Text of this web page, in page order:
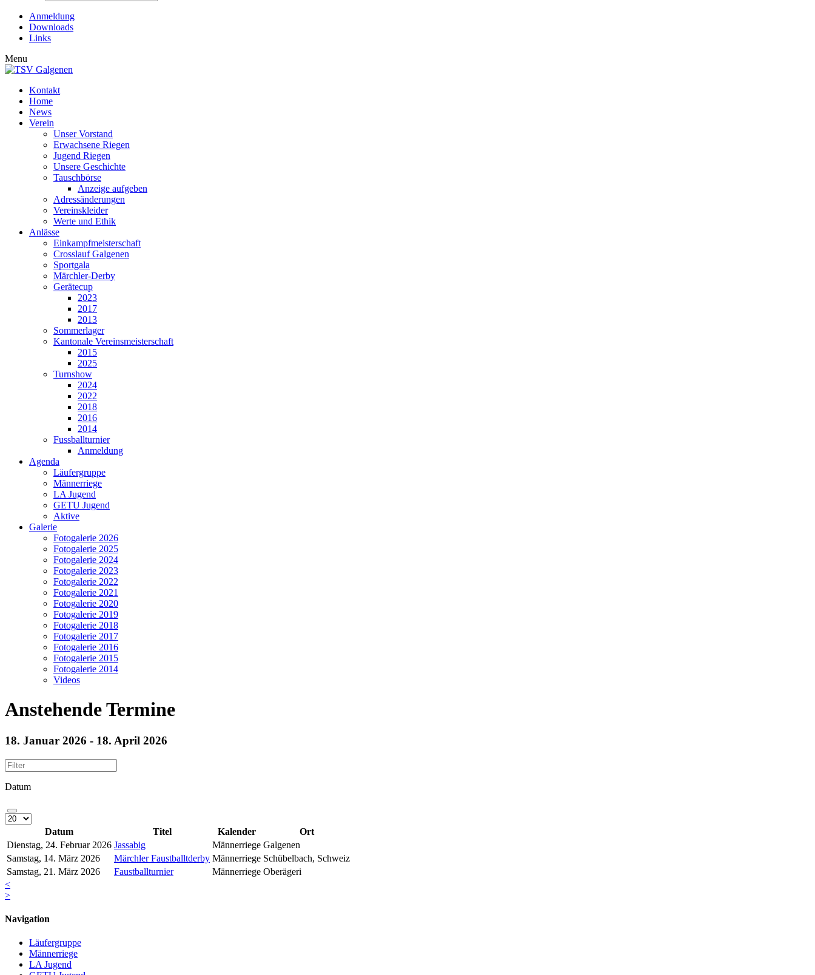
Anmeldung
Downloads
Links
Menu
Kontakt
Home
News
Verein
Unser Vorstand
Erwachsene Riegen
Jugend Riegen
Unsere Geschichte
Tauschbörse
Anzeige aufgeben
Adressänderungen
Vereinskleider
Werte und Ethik
Anlässe
Einkampfmeisterschaft
Crosslauf Galgenen
Sportgala
Märchler-Derby
Gerätecup
2023
2017
2013
Sommerlager
Kantonale Vereinsmeisterschaft
2015
2025
Turnshow
2024
2022
2018
2016
2014
Fussballturnier
Anmeldung
Agenda
Läufergruppe
Männerriege
LA Jugend
GETU Jugend
Aktive
Galerie
Fotogalerie 2026
Fotogalerie 2025
Fotogalerie 2024
Fotogalerie 2023
Fotogalerie 2022
Fotogalerie 2021
Fotogalerie 2020
Fotogalerie 2019
Fotogalerie 2018
Fotogalerie 2017
Fotogalerie 2016
Fotogalerie 2015
Fotogalerie 2014
Videos
Anstehende Termine
18. Januar 2026 - 18. April 2026
Datum
Datum Titel Kalender
Ort
Dienstag, 24. Februar 2026 Jassabig Männerriege Galgenen
Samstag, 14. März 2026
Märchler Faustballtderby Männerriege Schübelbach, Schweiz
Samstag, 21. März 2026
Faustballturnier Männerriege Oberägeri
<
>
Navigation
Läufergruppe
Männerriege
LA Jugend